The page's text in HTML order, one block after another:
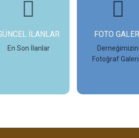
FOTO GALERİ
Derneğimizin
PROJELER
Tamamlanan